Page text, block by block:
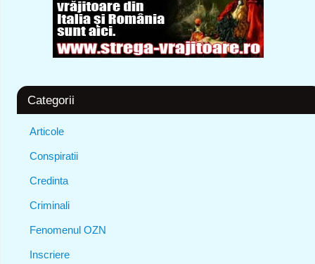
Categorii
Articole
Conspiratii
Credinta
Criminali
Fenomenul OZN
Inscriere